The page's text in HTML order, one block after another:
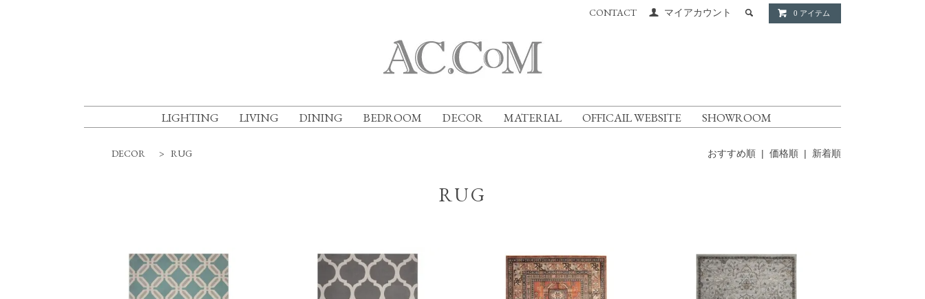
CONTACT マイアカウント 0 アイテム
LIGHTING LIVING DINING BEDROOM DECOR MATERIAL OFFICAIL WEBSITE SHOWROOM
DECOR > RUG おすすめ順 | 価格順 | 新着順
RUG